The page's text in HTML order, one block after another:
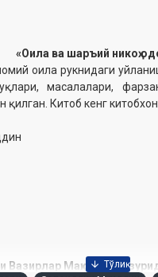
«Оила ва шаръий никоҳ
оила рукнидаги
масалалари,
Китоб кенг
Вазирлар Маҳкамаси